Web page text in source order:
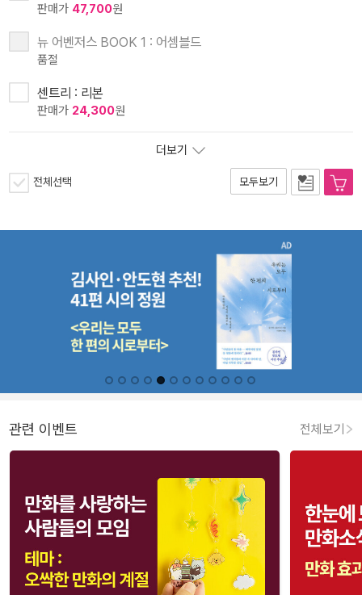
판매가 47,700원
뉴 어벤저스 BOOK 1 : 어셈블드
품절
센트리 : 리본
판매가 24,300원
더보기
전체선택 모두보기
관련 이벤트 전체보기